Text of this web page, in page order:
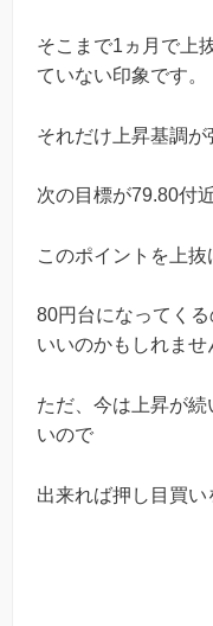
そこまで1ヵ月で上
ていない印象です。
それだけ上昇基調が
次の目標が79.80付
このポイントを上
80円台になってく
いいのかもしれませ
ただ、今は上昇が
いので
出来れば押し目買い